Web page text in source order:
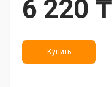
6 220 ₸
Купить